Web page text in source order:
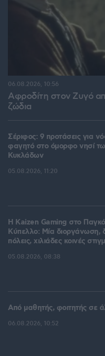
Αφροδίτη στον Ζυγό
ζώδια
06.08.2026, 10:56
Σέριφος: 9 προτάσεις για
φαγητό στο όμορφο νησί
Κυκλάδων
05.08.2026, 11:20
H Kaizen Gaming στο
Kύπελλο: Μία διοργάνωση,
πόλεις, χιλιάδες κοινές
05.08.2026, 08:38
Από μαθητής, φοιτητής σε
06.08.2026, 10:52